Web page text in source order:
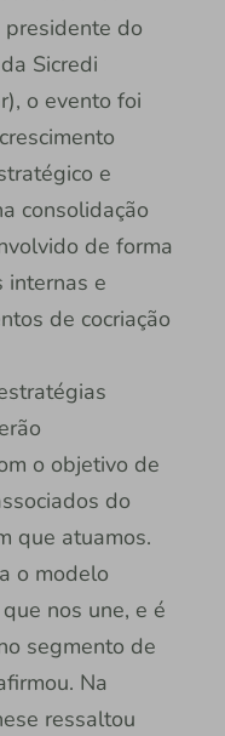
presidente do
Sicredi
o evento foi
e
consolidação
de forma
internas e
de cocriação
o objetivo de
do
que atuamos.
o modelo
nos une, e é
segmento de
Na
ressaltou